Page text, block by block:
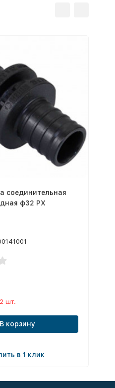
соединительная
ф32 РХ
шт.
В корзину
в 1 клик